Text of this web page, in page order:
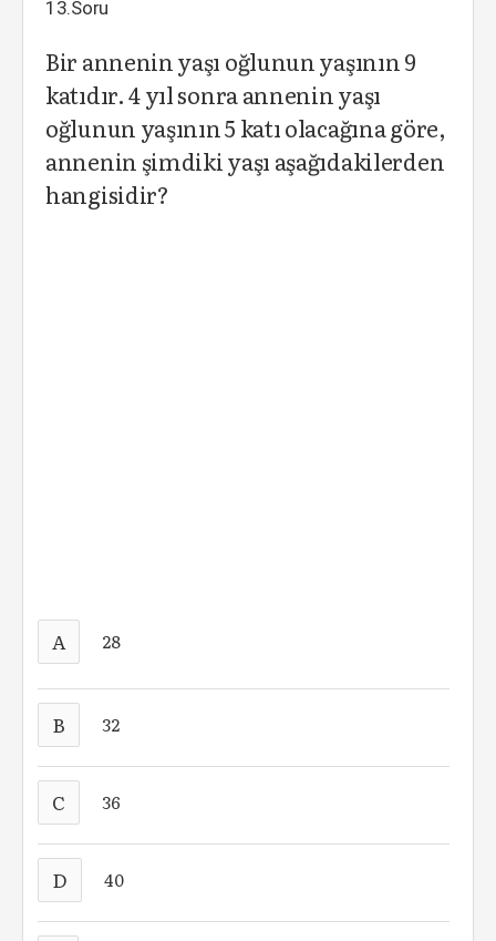
13.Soru
Bir annenin yaşı oğlunun yaşının 9
katıdır. 4 yıl sonra annenin yaşı
oğlunun yaşının 5 katı olacağına göre,
annenin şimdiki yaşı aşağıdakilerden
hangisidir?
A 28
B 32
C 36
D 40